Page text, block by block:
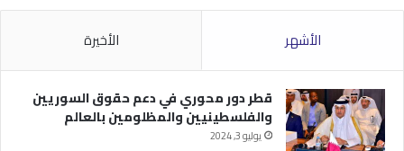
الأشهر الأخيرة
قطر دور محوري في دعم حقوق السوريين
والفلسطينيين والمظلومين بالعالم
يوليو 3, 2024